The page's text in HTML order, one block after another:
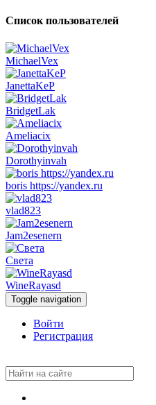
Список пользователей
MichaelVex
JanettaKeP
BridgetLak
Ameliacix
Dorothyinvah
boris https://yandex.ru
vlad823
Jam2esenern
Света
WineRayasd
Toggle navigation
Войти
Регистрация